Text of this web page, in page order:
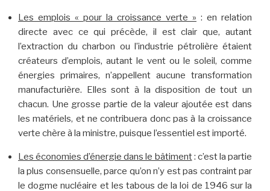
Les emplois « pour la croissance verte » : en relation
directe avec ce qui précède, il est clair que, autant
l’extraction du charbon ou l’industrie pétrolière étaient
créateurs d’emplois, autant le vent ou le soleil, comme
énergies primaires, n’appellent aucune transformation
manufacturière. Elles sont à la disposition de tout un
chacun. Une grosse partie de la valeur ajoutée est dans
les matériels, et ne contribuera donc pas à la croissance
verte chère à la ministre, puisque l’essentiel est importé.
Les économies d’énergie dans le bâtiment: c’est la partie
la plus consensuelle, parce qu’on n’y est pas contraint par
le dogme nucléaire et les tabous de la loi de 1946 sur la